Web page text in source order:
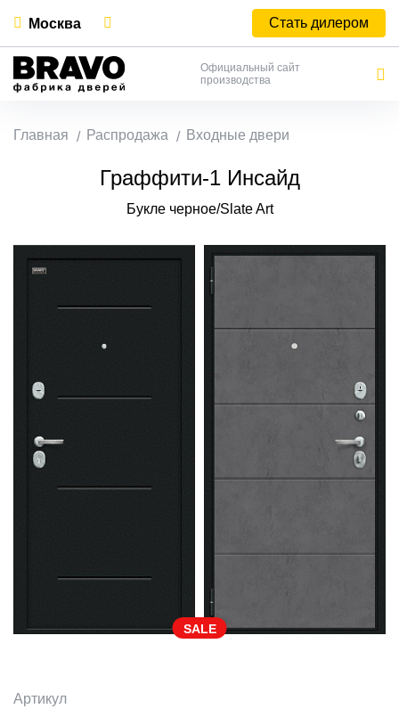
Москва Стать дилером
Официальный сайт
производства
Главная Распродажа Входные двери
Граффити-1 Инсайд
Букле черное/Slate Art
SALE
Артикул